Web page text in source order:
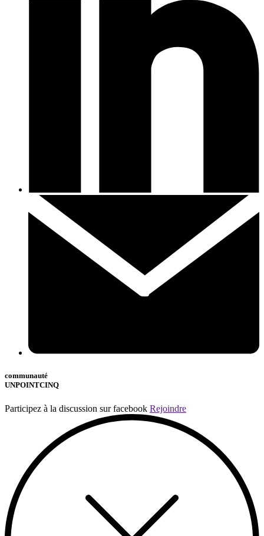
communauté
UNPOINTCINQ
Participez à la discussion sur facebook Rejoindre